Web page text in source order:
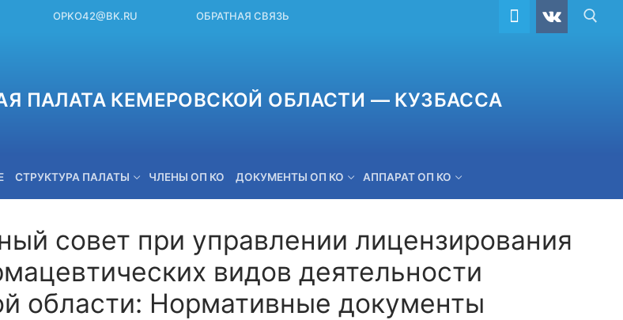
OPKO42@BK.RU ОБРАТНАЯ СВЯЗЬ
ПАЛАТА КЕМЕРОВСКОЙ ОБЛАСТИ — КУЗБАССА
СТРУКТУРА ПАЛАТЫ ЧЛЕНЫ ОП КО ДОКУМЕНТЫ ОП КО АППАРАТ ОП КО
OPKO42@BK.RU ОБРАТНАЯ СВЯЗЬ
совет при управлении лицензирования
видов деятельности
области: Нормативные документы